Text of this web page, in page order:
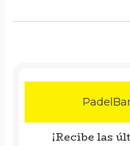
¡Recibe las